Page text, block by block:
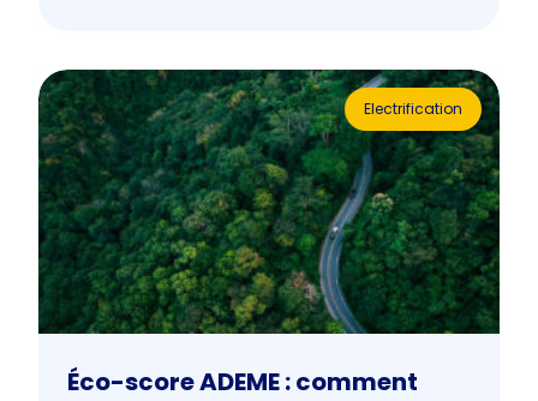
Electrification
Éco-score ADEME : comment